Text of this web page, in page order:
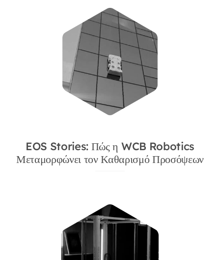
EOS Stories: Πώς η WCB Robotics
Μεταμορφώνει τον Καθαρισμό Προσόψεων